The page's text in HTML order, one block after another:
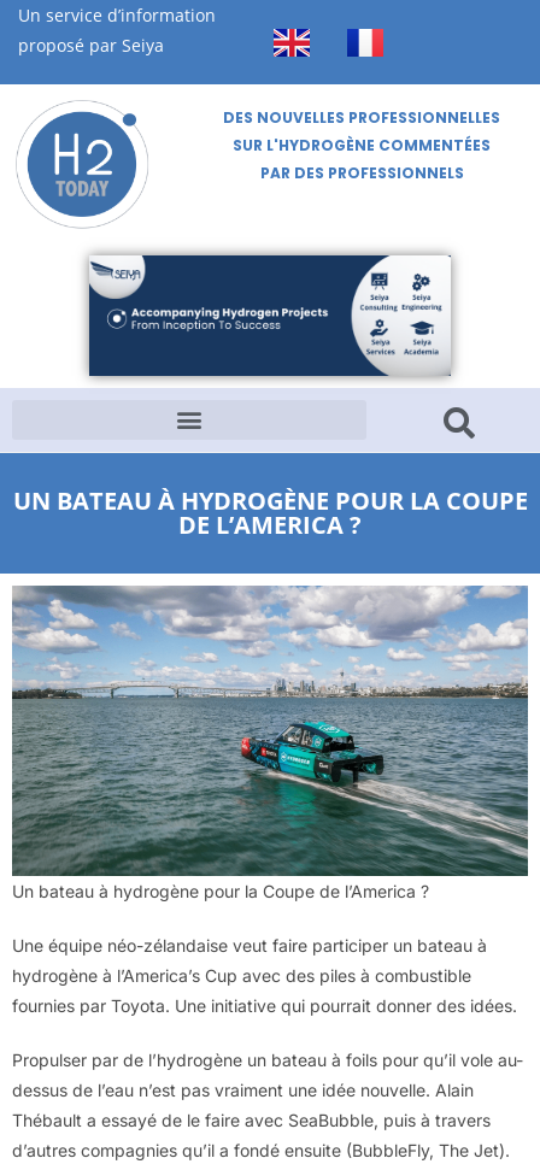
Un service d’information
proposé par Seiya
DES NOUVELLES PROFESSIONNELLES
SUR L'HYDROGÈNE COMMENTÉES
PAR DES PROFESSIONNELS
UN BATEAU À HYDROGÈNE POUR LA COUPE
DE L’AMERICA ?
Un bateau à hydrogène pour la Coupe de l’America ?
Une équipe néo-zélandaise veut faire participer un bateau à
hydrogène à l’America’s Cup avec des piles à combustible
fournies par Toyota. Une initiative qui pourrait donner des idées.
Propulser par de l’hydrogène un bateau à foils pour qu’il vole au-
dessus de l’eau n’est pas vraiment une idée nouvelle. Alain
Thébault a essayé de le faire avec SeaBubble, puis à travers
d’autres compagnies qu’il a fondé ensuite (BubbleFly, The Jet).